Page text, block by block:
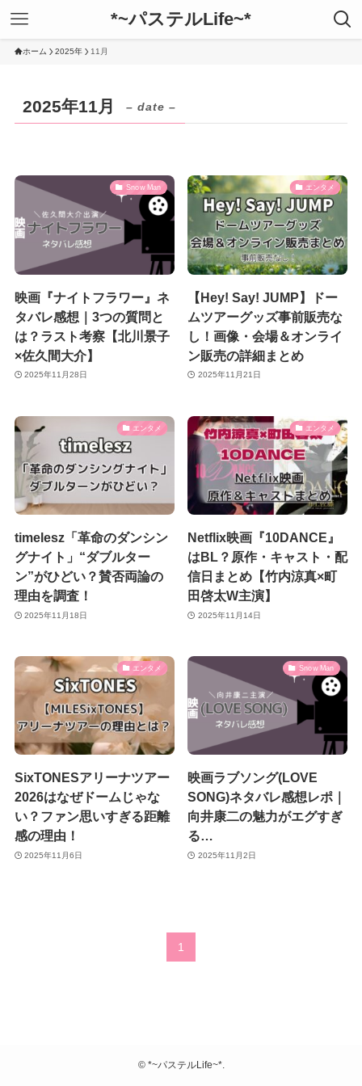
*~パステルLife~*
ホーム 2025年 11月
2025年11月 – date –
Snow Man
映画『ナイトフラワー』ネ
タバレ感想｜3つの質問と
は？ラスト考察【北川景子
×佐久間大介】
2025年11月28日
エンタメ
【Hey! Say! JUMP】ドー
ムツアーグッズ事前販売な
し！画像・会場＆オンライ
ン販売の詳細まとめ
2025年11月21日
エンタメ
timelesz「革命のダンシン
グナイト」“ダブルター
ン”がひどい？賛否両論の
理由を調査！
2025年11月18日
エンタメ
Netflix映画『10DANCE』
はBL？原作・キャスト・配
信日まとめ【竹内涼真×町
田啓太W主演】
2025年11月14日
エンタメ
SixTONESアリーナツアー
2026はなぜドームじゃな
い？ファン思いすぎる距離
感の理由！
2025年11月6日
Snow Man
映画ラブソング(LOVE
SONG)ネタバレ感想レポ｜
向井康二の魅力がエグすぎ
る…
2025年11月2日
1
©*~パステルLife~*.